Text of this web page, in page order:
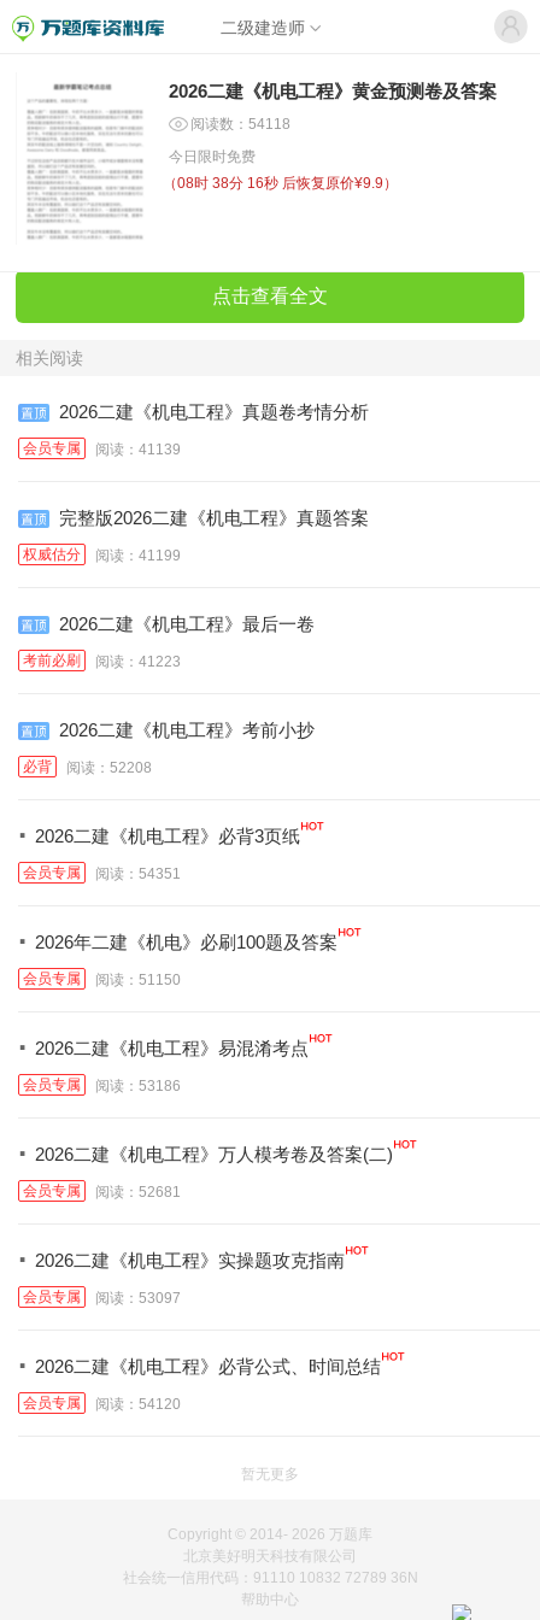
二级建造师
2026二建《机电工程》黄金预测卷及答案
阅读数：54118
今日限时免费
（08时 38分 16秒 后恢复原价¥9.9）
点击查看全文
相关阅读
2026二建《机电工程》真题卷考情分析
会员专属 阅读：41139
完整版2026二建《机电工程》真题答案
权威估分 阅读：41199
2026二建《机电工程》最后一卷
考前必刷 阅读：41223
2026二建《机电工程》考前小抄
必背 阅读：52208
· 2026二建《机电工程》必背3页纸
会员专属 阅读：54351
· 2026年二建《机电》必刷100题及答案
会员专属 阅读：51150
· 2026二建《机电工程》易混淆考点
会员专属 阅读：53186
· 2026二建《机电工程》万人模考卷及答案(二)
会员专属 阅读：52681
· 2026二建《机电工程》实操题攻克指南
会员专属 阅读：53097
· 2026二建《机电工程》必背公式、时间总结
会员专属 阅读：54120
暂无更多
Copyright © 2014- 2026 万题库
北京美好明天科技有限公司
社会统一信用代码：91110 10832 72789 36N
帮助中心